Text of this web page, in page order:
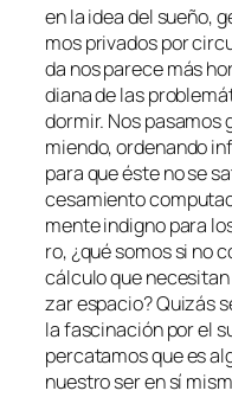
en la idea del sue­ño,
mos pri­va­dos por
da nos pa­re­ce más
dia­na de las
dor­mir. Nos
mien­do, or­de­nan­do
pa­ra que és­te no se
ce­sa­mien­to
men­te in­digno pa­ra
ro, ¿qué so­mos si no
cálcu­lo que
zar es­pa­cio? Quizás
la fas­ci­na­ción por el
per­ca­ta­mos que es
nues­tro ser en sí